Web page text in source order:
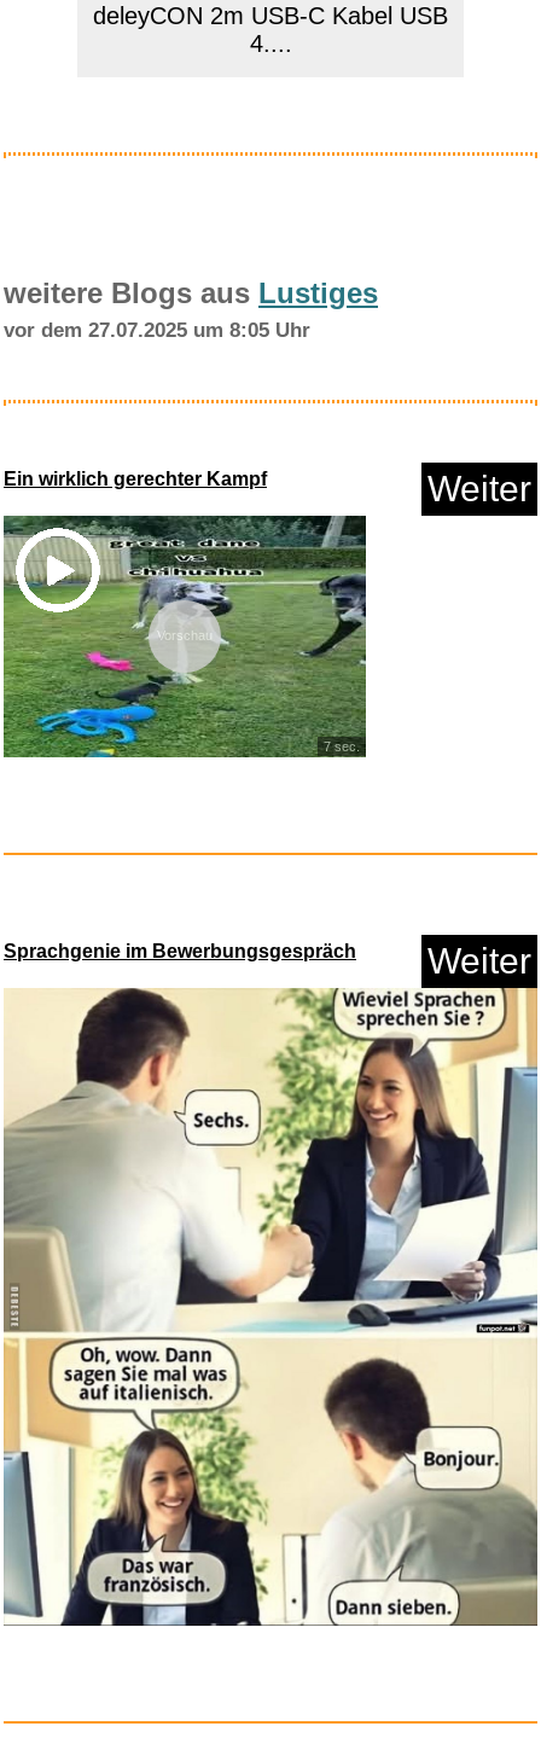
deleyCON 2m USB-C Kabel USB
4....
Anzeige
Aqualand Pool Hängematte ...
Anzeige
weitere Blogs aus Lustiges
vor dem 27.07.2025 um 8:05 Uhr
Ein wirklich gerechter Kampf Weiter
Vorschau
7 sec.
Sprachgenie im Bewerbungsgespräch Weiter